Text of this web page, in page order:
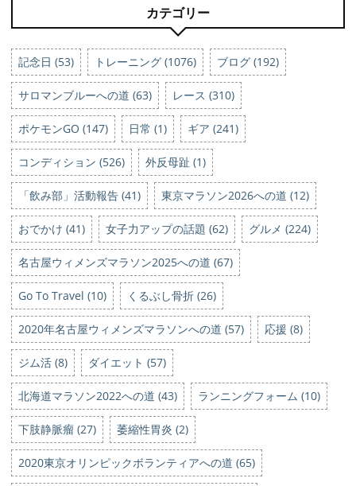
カテゴリー
記念日 (53) トレーニング (1076) ブログ (192)
サロマンブルーへの道 (63) レース (310)
ポケモンGO (147) 日常 (1) ギア (241)
コンディション (526) 外反母趾 (1)
「飲み部」活動報告 (41) 東京マラソン2026への道 (12)
おでかけ (41) 女子力アップの話題 (62) グルメ (224)
名古屋ウィメンズマラソン2025への道 (67)
Go To Travel (10) くるぶし骨折 (26)
2020年名古屋ウィメンズマラソンへの道 (57) 応援 (8)
ジム活 (8) ダイエット (57)
北海道マラソン2022への道 (43) ランニングフォーム (10)
下肢静脈瘤 (27) 萎縮性胃炎 (2)
2020東京オリンピックボランティアへの道 (65)